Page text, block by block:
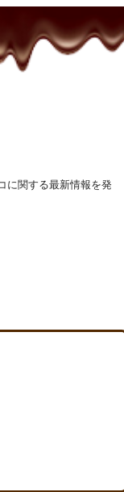
に関する最新情報を発